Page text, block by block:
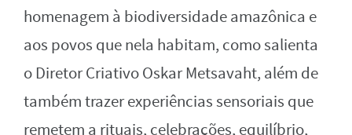
homenagem à biodiversidade amazônica e
aos povos que nela habitam, como salienta
o Diretor Criativo Oskar Metsavaht, além de
também trazer experiências sensoriais que
remetem a rituais, celebrações, equilíbrio,